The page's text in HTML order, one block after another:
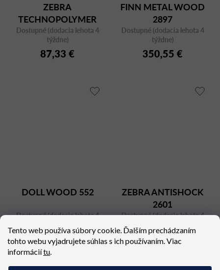
Tento web používa súbory cookie. Ďalším prechádzaním
tohto webu vyjadrujete súhlas s ich používaním. Viac
informáciítu
ZEBRA
TECHNOPOLYMER
2615 CR
Dostupné (dodacia lehota 4
týždne)
87,33 €
FINN METAL WOOD
2897
Dostupné (dodacia lehota 4
týždne)
350,55 €
DOLL WOOD 552
Dostupné (dodacia lehota 4
465,56 €
ZEBRA ANTISHOCK
2601
Dostupné (dodacia lehota 4
198,03 €